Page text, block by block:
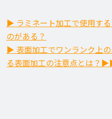
▶ ラミネート加工で使用す
のがある？
▶ 表面加工でワンランク上
る表面加工の注意点とは？